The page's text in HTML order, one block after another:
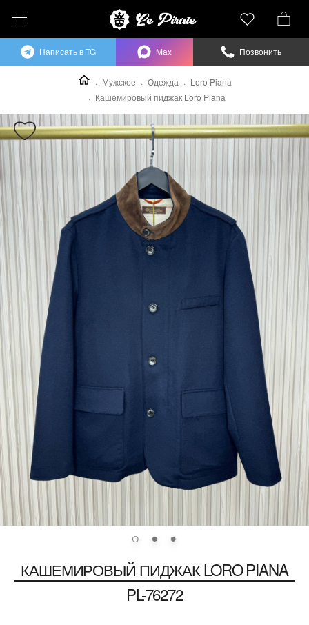
Мужское Одежда
Loro Piana
Кашемировый пиджак Loro Piana
КАШЕМИРОВЫЙ ПИДЖАКLORO PIANA
PL-76272
Написать в TG Max Позвонить